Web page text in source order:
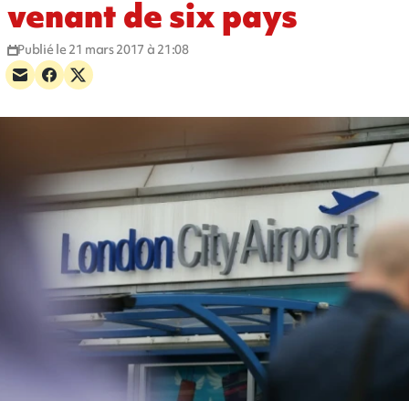
venant de six pays
Publié le 21 mars 2017 à 21:08